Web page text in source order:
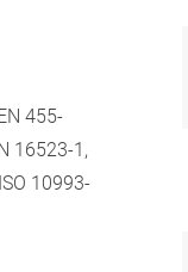
455-
16523-1,
10993-